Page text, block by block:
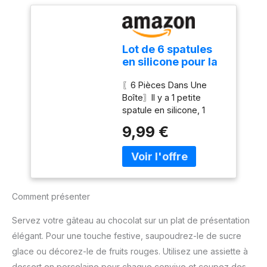
perdre la flexibilité du
bord. Résistant aux
températures élevées.
Poignée ergonomique
douce au toucher et
antidérapant. Conçu
articles de cuisine
antiadhésive, tels que les
casseroles ou les
casseroles. Ne grattez
pas le produit. Il y a un
trou suspendu. Convient
au lave-vaisselle.
Mesures: 27.5cm.
Lot de 6 spatules
en silicone pour la
pâtisserie et le
mélange, spatule
en caoutchouc
anti-adhésif
résistant à la
chaleur de 250 °C
(noir)
〖6 Pièces Dans Une
Boîte〗Il y a 1 petite
spatule en silicone, 1
silicone noire, 1 petite
cuillère, 1 grande spatule
en caoutchouc, 1 brosse
vos différents besoins
de cuisine, de cuisson et
d’agitation. Elle deviendra
9,99 €
Comment présenter
Servez votre gâteau au chocolat sur un plat de présentation
élégant. Pour une touche festive, saupoudrez-le de sucre
glace ou décorez-le de fruits rouges. Utilisez une assiette à